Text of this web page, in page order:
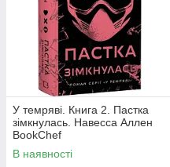
У темряві. Книга 2. Пастка
зімкнулась. Навесса Аллен
BookChef
В наявності